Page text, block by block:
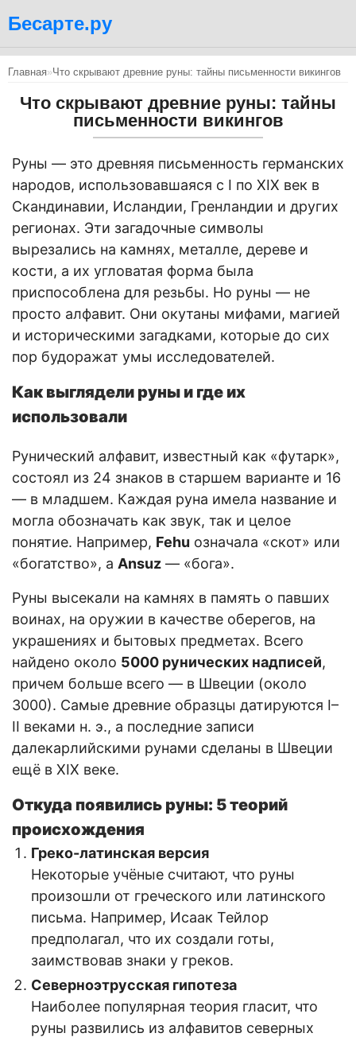
Бесарте.ру
Главная»Что скрывают древние руны: тайны письменности викингов
Что скрывают древние руны: тайны
письменности викингов
Руны — это древняя письменность германских
народов, использовавшаяся с I по XIX век в
Скандинавии, Исландии, Гренландии и других
регионах. Эти загадочные символы
вырезались на камнях, металле, дереве и
кости, а их угловатая форма была
приспособлена для резьбы. Но руны — не
просто алфавит. Они окутаны мифами, магией
и историческими загадками, которые до сих
пор будоражат умы исследователей.
Как выглядели руны и где их
использовали
Рунический алфавит, известный как «футарк»,
состоял из 24 знаков в старшем варианте и 16
— в младшем. Каждая руна имела название и
могла обозначать как звук, так и целое
понятие. Например, Fehu означала «скот» или
«богатство», а Ansuz — «бога».
Руны высекали на камнях в память о павших
воинах, на оружии в качестве оберегов, на
украшениях и бытовых предметах. Всего
найдено около 5000 рунических надписей,
причем больше всего — в Швеции (около
3000). Самые древние образцы датируются I–
II веками н. э., а последние записи
далекарлийскими рунами сделаны в Швеции
ещё в XIX веке.
Откуда появились руны: 5 теорий
происхождения
Греко-латинская версия
Некоторые учёные считают, что руны
произошли от греческого или латинского
письма. Например, Исаак Тейлор
предполагал, что их создали готы,
заимствовав знаки у греков.
Северноэтрусская гипотеза
Наиболее популярная теория гласит, что
руны развились из алфавитов северных